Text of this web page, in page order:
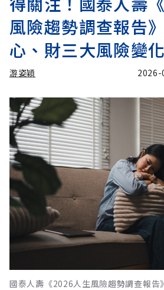
風險趨勢調查報告
心、財三大風險變化
游姿穎 2026-
國泰人壽《2026人生風險趨勢調查報告